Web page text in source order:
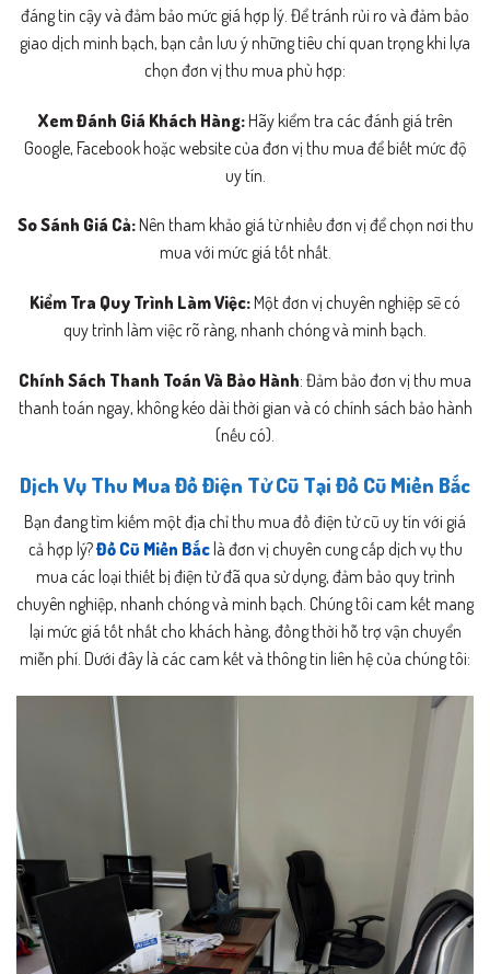
đáng tin cậy và đảm bảo mức giá hợp lý. Để tránh rủi ro và đảm bảo
giao dịch minh bạch, bạn cần lưu ý những tiêu chí quan trọng khi lựa
chọn đơn vị thu mua phù hợp:
Xem Đánh Giá Khách Hàng:Hãy kiểm tra các đánh giá trên
Google, Facebook hoặc website của đơn vị thu mua để biết mức độ
uy tín.
So Sánh Giá Cả:Nên tham khảo giá từ nhiều đơn vị để chọn nơi thu
mua với mức giá tốt nhất.
Kiểm Tra Quy Trình Làm Việc:Một đơn vị chuyên nghiệp sẽ có
quy trình làm việc rõ ràng, nhanh chóng và minh bạch.
Chính Sách Thanh Toán Và Bảo Hành: Đảm bảo đơn vị thu mua
thanh toán ngay, không kéo dài thời gian và có chính sách bảo hành
(nếu có).
Dịch Vụ Thu Mua Đồ Điện Tử Cũ Tại Đồ Cũ Miền Bắc
Bạn đang tìm kiếm một địa chỉ thu mua đồ điện tử cũ uy tín với giá
cả hợp lý?Đồ Cũ Miền Bắclà đơn vị chuyên cung cấp dịch vụ thu
mua các loại thiết bị điện tử đã qua sử dụng, đảm bảo quy trình
chuyên nghiệp, nhanh chóng và minh bạch. Chúng tôi cam kết mang
lại mức giá tốt nhất cho khách hàng, đồng thời hỗ trợ vận chuyển
miễn phí. Dưới đây là các cam kết và thông tin liên hệ của chúng tôi: